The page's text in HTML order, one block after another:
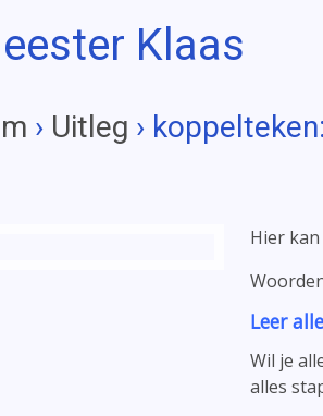
Klaas
› Uitleg ›
Hier
Leer
Wil je
alles